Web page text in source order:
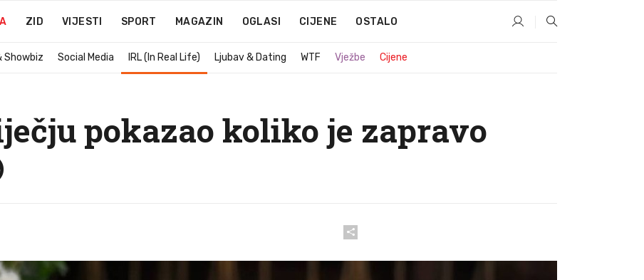
ZID VIJESTI SPORT MAGAZIN OGLASI CIJENE OSTALO
Showbiz Social Media IRL (In Real Life) Ljubav & Dating WTF Vježbe Cijene
pokazao koliko je zapravo